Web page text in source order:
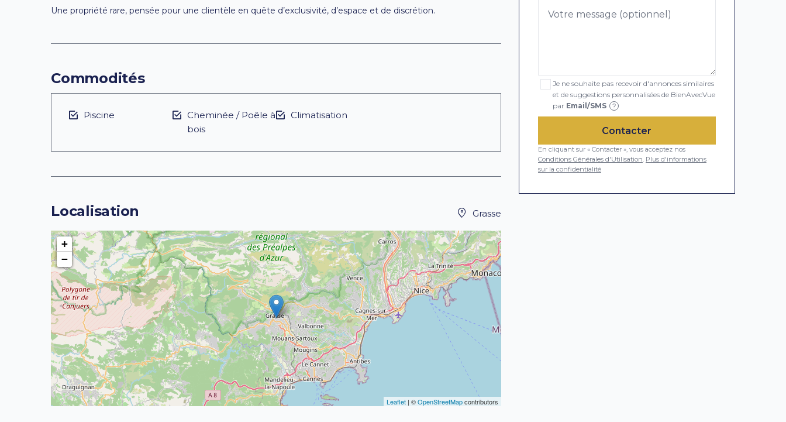
Une propriété rare, pensée pour une clientèle en quête d’exclusivité, d’espace et de discrétion.
Commodités
Piscine
Cheminée / Poêle à
bois
Climatisation
Localisation Grasse
+
−
Leaflet| ©OpenStreetMapcontributors
Je ne souhaite pas recevoir d'annonces similaires
et de suggestions personnalisées de BienAvecVue
par Email/SMS ?
Contacter
En cliquant sur « Contacter », vous acceptez nos
Conditions Générales d'Utilisation. Plus d'informations
sur la confidentialité